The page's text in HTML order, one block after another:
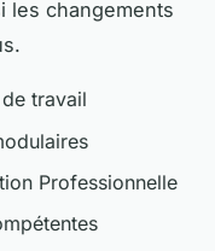
les changements
travail
Professionnelle